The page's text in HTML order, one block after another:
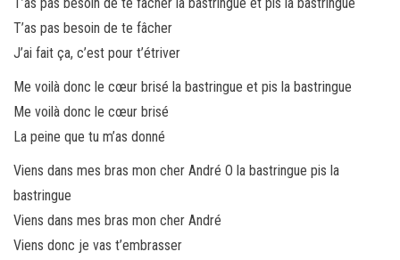
T’as pas besoin de te fâcher
J’ai fait ça, c’est pour t’étriver
Me voilà donc le cœur brisé la bastringue et pis la bastringue
Me voilà donc le cœur brisé
La peine que tu m’as donné
Viens dans mes bras mon cher André O la bastringue pis la
bastringue
Viens dans mes bras mon cher André
Viens donc je vas t’embrasser